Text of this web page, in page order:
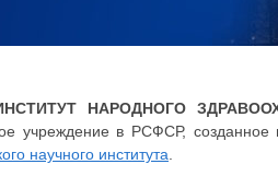
НАРОДНОГО
учреждение в РСФСР,
научного института